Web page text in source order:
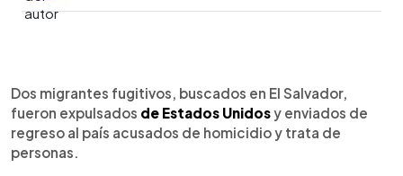
► Escuchar artículo
Dos migrantes fugitivos, buscados en El Salvador,
fueron expulsados de Estados Unidosy enviados de
regreso al país acusados de homicidio y trata de
personas.